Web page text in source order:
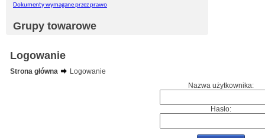
Dokumenty wymagane przez prawo
Grupy towarowe
Logowanie
Strona główna
Logowanie
Nazwa użytkownika:
Hasło: